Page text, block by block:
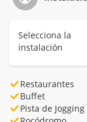
Selecciona la
instalación
Restaurantes
Buffet
Pista de Jogging